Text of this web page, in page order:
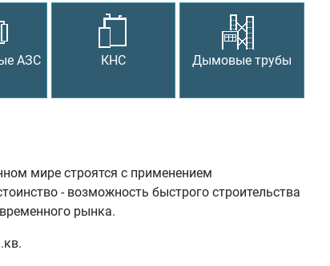
АЗС КНС Дымовые трубы
мире строятся с применением
- возможность быстрого строительства
рынка.